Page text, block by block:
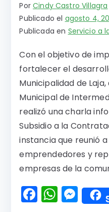
PorCindy Castro Villagra
Publicado el agosto 4,
Publicada en Servicio a
Con el objetivo de
fortalecer el
Municipalidad de
Municipal de
realizó una charla
Subsidio a la
instancia que reunió
emprendedores y
empresas de la
F W M